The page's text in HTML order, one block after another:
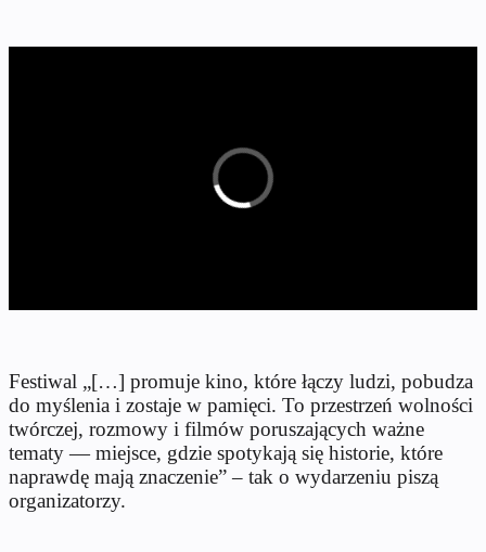
Festiwal „[…] promuje kino, które łączy ludzi, pobudza
do myślenia i zostaje w pamięci. To przestrzeń wolności
twórczej, rozmowy i filmów poruszających ważne
tematy — miejsce, gdzie spotykają się historie, które
naprawdę mają znaczenie” – tak o wydarzeniu piszą
organizatorzy.